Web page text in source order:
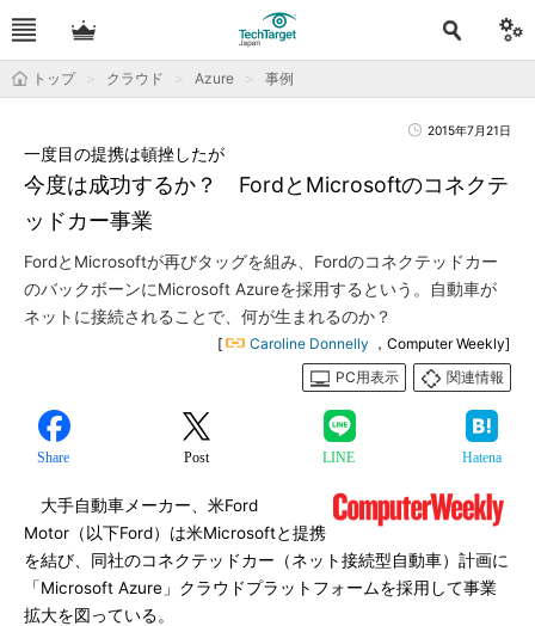
トップ クラウド Azure 事例
2015年7月21日
今度は成功するか？ FordとMicrosoftのコネクテ
ッドカー事業
一度目の提携は頓挫したが
FordとMicrosoftが再びタッグを組み、Fordのコネクテッドカー
のバックボーンにMicrosoft Azureを採用するという。自動車が
ネットに接続されることで、何が生まれるのか？
[ Caroline Donnelly ，Computer Weekly]
PC用表示
関連情報
Share Post LINE Hatena
大手自動車メーカー、米Ford
Motor（以下Ford）は米Microsoftと提携
を結び、同社のコネクテッドカー（ネット接続型自動車）計画に
「Microsoft Azure」クラウドプラットフォームを採用して事業
拡大を図っている。